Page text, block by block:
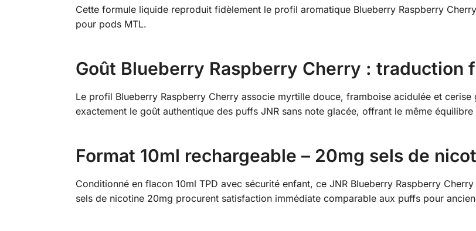
Cette formule liquide reproduit fidèlement le profil aromatique Blueberry Raspberry
pour pods MTL.
Goût Blueberry Raspberry Cherry : traduction
Le profil Blueberry Raspberry Cherry associe myrtille douce, framboise acidulée et
exactement le goût authentique des puffs JNR sans note glacée, offrant le même
Format 10ml rechargeable – 20mg sels de
Conditionné en flacon 10ml TPD avec sécurité enfant, ce JNR Blueberry Raspberry
sels de nicotine 20mg procurent satisfaction immédiate comparable aux puffs pour